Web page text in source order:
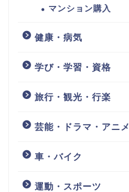
マンション購入
健康・病気
学び・学習・資格
旅行・観光・行楽
芸能・ドラマ・アニメ
車・バイク
運動・スポーツ